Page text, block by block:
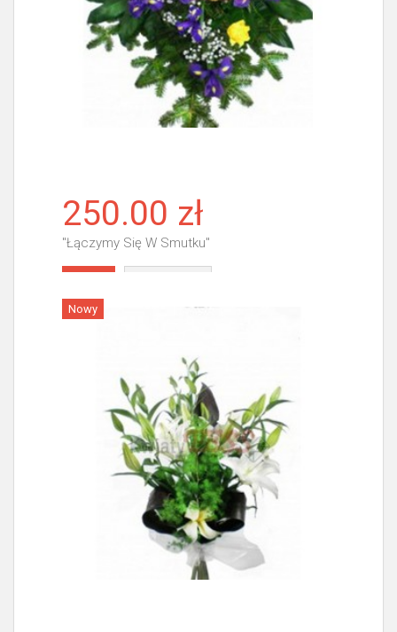
250.00 zł
"Łączymy Się W Smutku"
Nowy